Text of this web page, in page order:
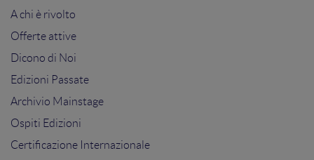
A chi è rivolto
Offerte attive
Dicono di Noi
Edizioni Passate
Archivio Mainstage
Ospiti Edizioni
Certificazione Internazionale